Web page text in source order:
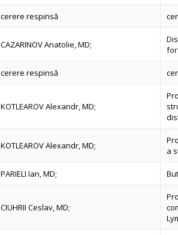
cerere respinsă
CAZARINOV Anatolie, MD;
cerere respinsă
KOTLEAROV Alexandr, MD;
KOTLEAROV Alexandr, MD;
a
PARIELI Ian, MD;
CIUHRII Ceslav, MD;